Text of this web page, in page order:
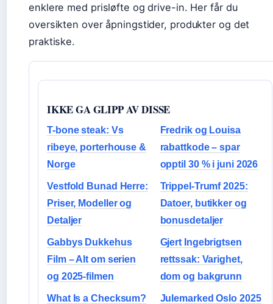
enklere med prisløfte og drive-in. Her får du
oversikten over åpningstider, produkter og det
praktiske.
IKKE GA GLIPP AV DISSE
T-bone steak: Vs
ribeye, porterhouse &
Norge
Fredrik og Louisa
rabattkode – spar
opptil 30 % i juni 2026
Vestfold Bunad Herre:
Priser, Modeller og
Detaljer
Trippel-Trumf 2025:
Datoer, butikker og
bonusdetaljer
Gabbys Dukkehus
Film – Alt om serien
og 2025-filmen
Gjert Ingebrigtsen
rettssak: Varighet,
dom og bakgrunn
What Is a Checksum?
Julemarked Oslo 2025